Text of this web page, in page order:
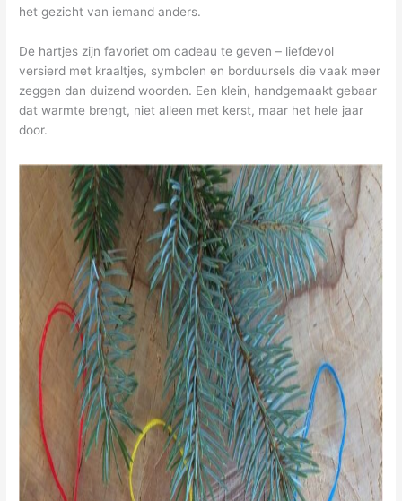
het gezicht van iemand anders.
De hartjes zijn favoriet om cadeau te geven – liefdevol
versierd met kraaltjes, symbolen en borduursels die vaak meer
zeggen dan duizend woorden. Een klein, handgemaakt gebaar
dat warmte brengt, niet alleen met kerst, maar het hele jaar
door.